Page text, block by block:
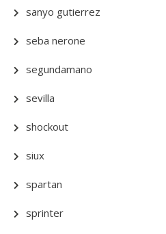
sanyo gutierrez
seba nerone
segundamano
sevilla
shockout
siux
spartan
sprinter